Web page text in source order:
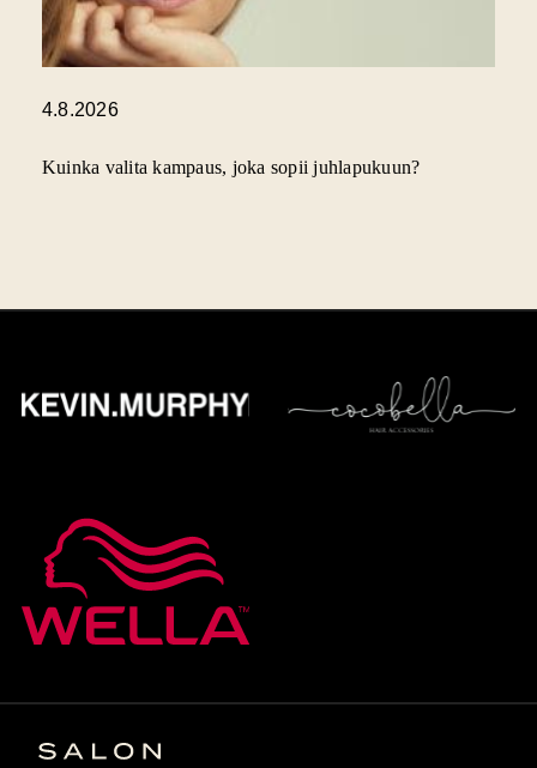
4.8.2026
Kuinka valita kampaus, joka sopii juhlapukuun?